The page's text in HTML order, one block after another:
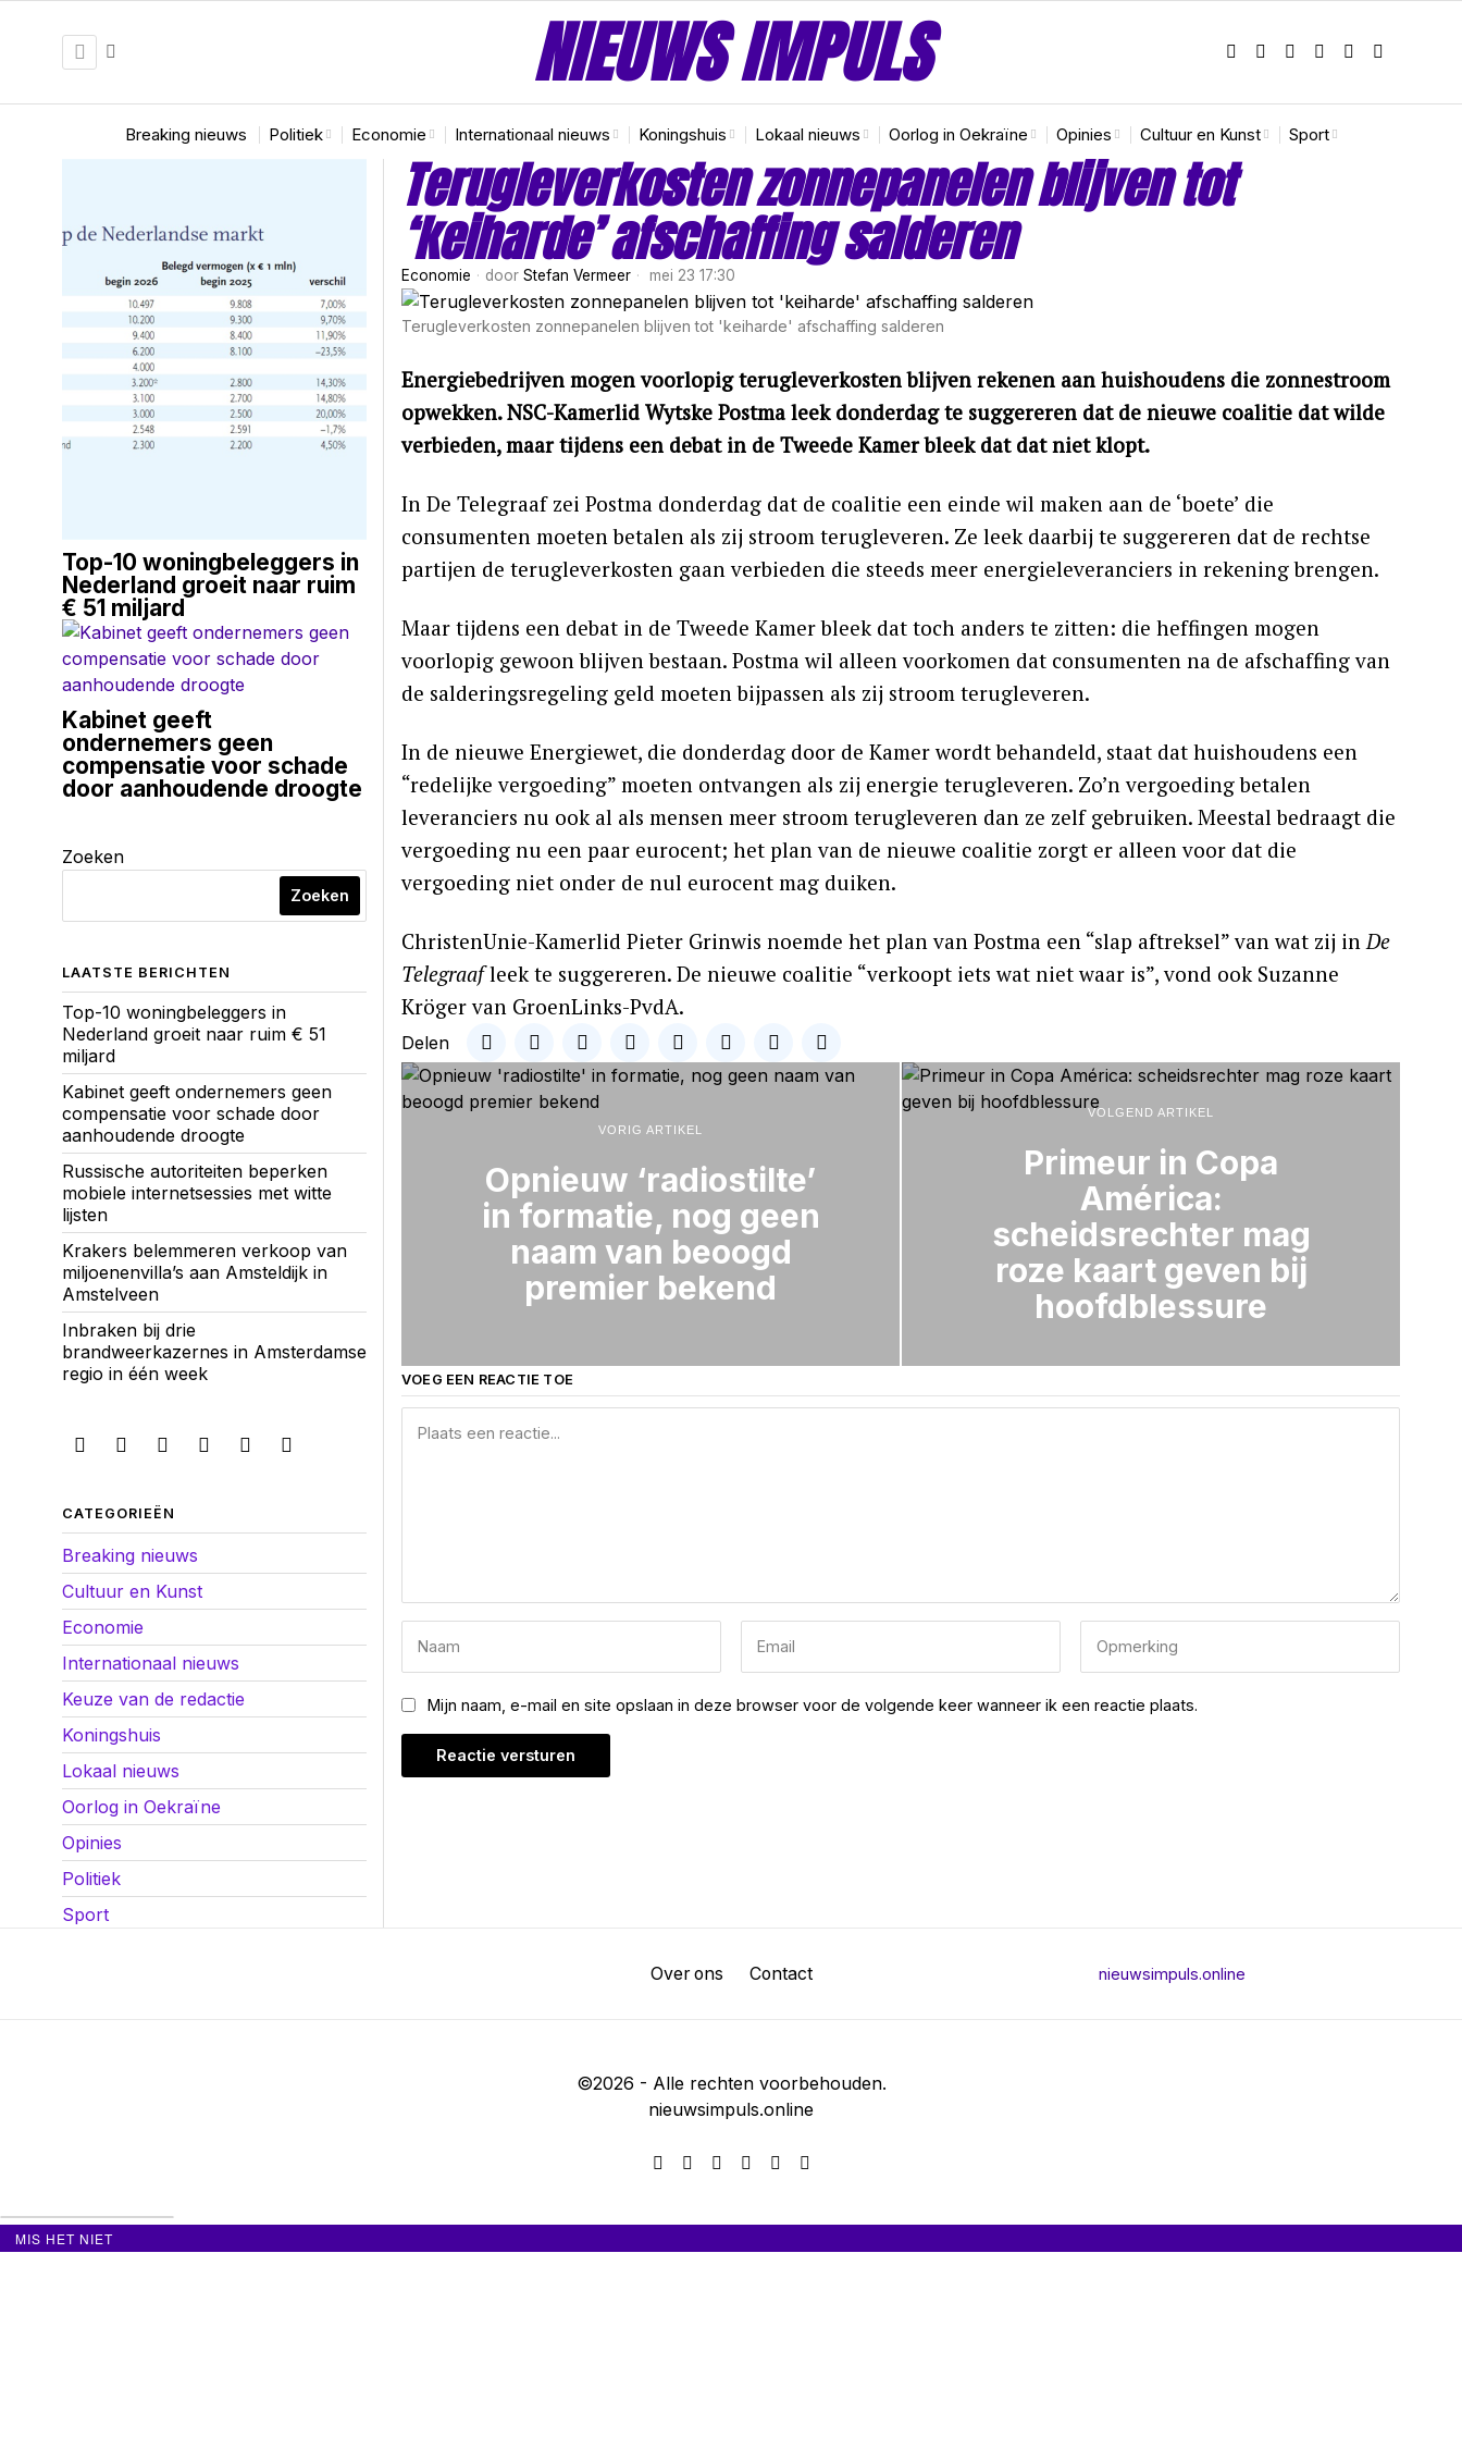
NIEUWS IMPULS
Breaking nieuws Politiek Economie Internationaal nieuws Koningshuis Lokaal nieuws Oorlog in Oekraïne Opinies Cultuur en Kunst Sport
Terugleverkosten zonnepanelen blijven tot
‘keiharde’ afschaffing salderen
Economie door Stefan Vermeer mei 23 17:30
Terugleverkosten zonnepanelen blijven tot 'keiharde' afschaffing salderen
Energiebedrijven mogen voorlopig terugleverkosten blijven rekenen aan huishoudens die zonnestroom
opwekken. NSC-Kamerlid Wytske Postma leek donderdag te suggereren dat de nieuwe coalitie dat wilde
verbieden, maar tijdens een debat in de Tweede Kamer bleek dat dat niet klopt.
In De Telegraaf zei Postma donderdag dat de coalitie een einde wil maken aan de ‘boete’ die
consumenten moeten betalen als zij stroom terugleveren. Ze leek daarbij te suggereren dat de rechtse
partijen de terugleverkosten gaan verbieden die steeds meer energieleveranciers in rekening brengen.
Maar tijdens een debat in de Tweede Kamer bleek dat toch anders te zitten: die heffingen mogen
voorlopig gewoon blijven bestaan. Postma wil alleen voorkomen dat consumenten na de afschaffing van
de salderingsregeling geld moeten bijpassen als zij stroom terugleveren.
In de nieuwe Energiewet, die donderdag door de Kamer wordt behandeld, staat dat huishoudens een
“redelijke vergoeding” moeten ontvangen als zij energie terugleveren. Zo’n vergoeding betalen
leveranciers nu ook al als mensen meer stroom terugleveren dan ze zelf gebruiken. Meestal bedraagt die
vergoeding nu een paar eurocent; het plan van de nieuwe coalitie zorgt er alleen voor dat die
vergoeding niet onder de nul eurocent mag duiken.
ChristenUnie-Kamerlid Pieter Grinwis noemde het plan van Postma een “slap aftreksel” van wat zij in De
Telegraafleek te suggereren. De nieuwe coalitie “verkoopt iets wat niet waar is”, vond ook Suzanne
Kröger van GroenLinks-PvdA.
Delen
VORIG ARTIKEL
Opnieuw ‘radiostilte’
in formatie, nog geen
naam van beoogd
premier bekend
VOLGEND ARTIKEL
Primeur in Copa
América:
scheidsrechter mag
roze kaart geven bij
hoofdblessure
VOEG EEN REACTIE TOE
Mijn naam, e-mail en site opslaan in deze browser voor de volgende keer wanneer ik een reactie plaats.
Top-10 woningbeleggers in
Nederland groeit naar ruim
€ 51 miljard
Kabinet geeft
ondernemers geen
compensatie voor schade
door aanhoudende droogte
Zoeken
Zoeken
LAATSTE BERICHTEN
Top-10 woningbeleggers in
Nederland groeit naar ruim € 51
miljard
Kabinet geeft ondernemers geen
compensatie voor schade door
aanhoudende droogte
Russische autoriteiten beperken
mobiele internetsessies met witte
lijsten
Krakers belemmeren verkoop van
miljoenenvilla’s aan Amsteldijk in
Amstelveen
Inbraken bij drie
brandweerkazernes in Amsterdamse
regio in één week
CATEGORIEËN
Breaking nieuws
Cultuur en Kunst
Economie
Internationaal nieuws
Keuze van de redactie
Koningshuis
Lokaal nieuws
Oorlog in Oekraïne
Opinies
Politiek
Sport
Over ons Contact nieuwsimpuls.online
©2026 - Alle rechten voorbehouden.
nieuwsimpuls.online
MIS HET NIET